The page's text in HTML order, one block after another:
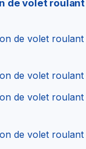
de volet
de volet
de volet roulant
de volet
de volet